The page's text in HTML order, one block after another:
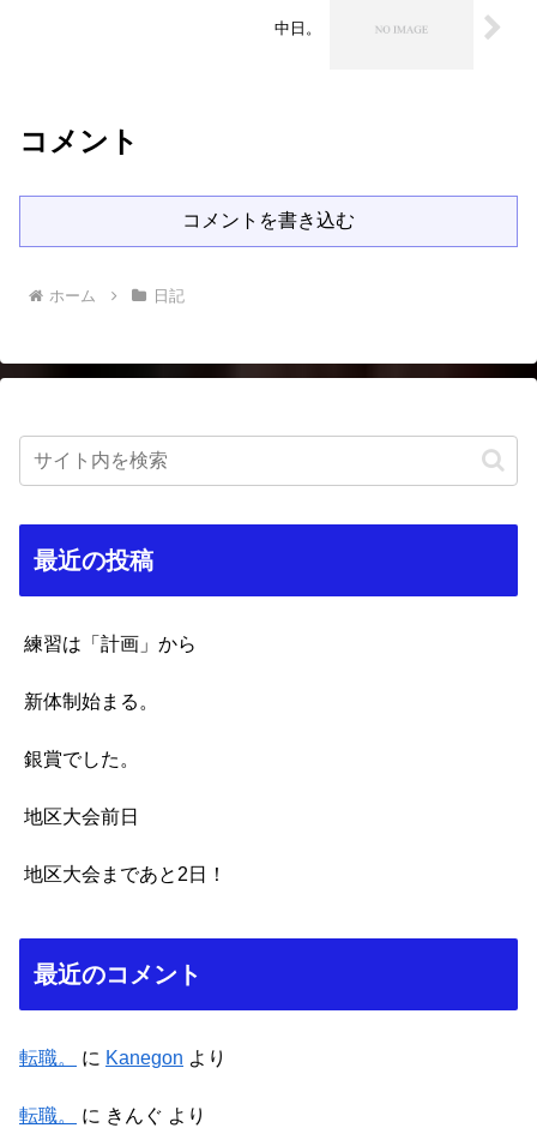
中日。
コメント
コメントを書き込む
ホーム 日記
最近の投稿
練習は「計画」から
新体制始まる。
銀賞でした。
地区大会前日
地区大会まであと2日！
最近のコメント
転職。 に Kanegon より
転職。 に きんぐ より